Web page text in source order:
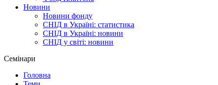
Новини
Новини фонду
СНІД в Україні: статистика
СНІД в Україні: новини
СНІД у світі: новини
Семінари
Головна